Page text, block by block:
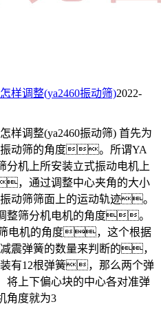
样调整(ya2460振动筛)2022-
样调整(ya2460振动筛) 首先为
振动筛的角度。所谓YA
分机上所安装立式振动电机上
，通过调整中心夹角的大小
动筛筛面上的运动轨迹。
整筛分机电机的角度。
电机的角度，这个根据
震弹簧的数量来判断的，
装有12根弹簧，那么两个弹
上下偏心块的中心各对准弹
度就为3